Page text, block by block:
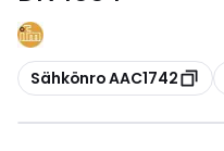
Kopioi
Sähkönro AAC1742